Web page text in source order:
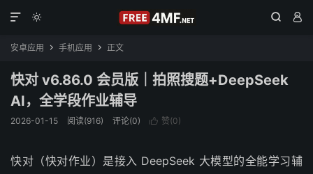
  

安卓应用  手机应用  正文
快对 v6.86.0 会员版｜拍照搜题+DeepSeek
AI，全学段作业辅导
2026-01-15 阅读(916) 评论(0)  赞(0)
快对（快对作业）是接入 DeepSeek 大模型的全能学习辅